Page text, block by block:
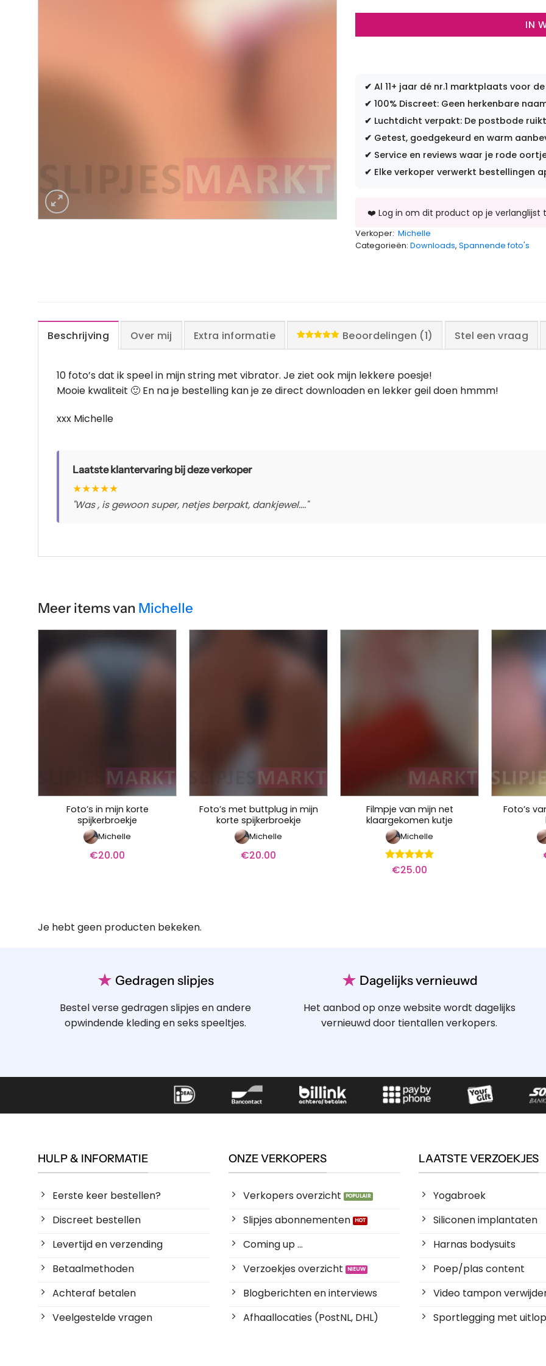
IN
✔ Al 11+ jaar dé nr.1 marktplaats voor
✔ 100% Discreet: Geen herkenbare
✔ Luchtdicht verpakt: De postbode
✔ Getest, goedgekeurd en warm
✔ Service en reviews waar je rode
✔ Elke verkoper verwerkt bestellingen
Verkoper: Michelle
Categorieën: Downloads, Spannende foto's
Beschrijving Over mij Extra informatie Beoordelingen (1) Stel een vraag
10 foto’s dat ik speel in mijn string met vibrator. Je ziet ook mijn lekkere poesje!
Mooie kwaliteit 🙂 En na je bestelling kan je ze direct downloaden en lekker geil doen hmmm!
xxx Michelle
Laatste klantervaring bij deze verkoper
★★★★★
"Was , is gewoon super, netjes berpakt, dankjewel...."
Meer items van Michelle
Foto’s in mijn korte
spijkerbroekje
Michelle
€20.00
Foto’s met buttplug in mijn
korte spijkerbroekje
Michelle
€20.00
Filmpje van mijn net
klaargekomen kutje
Michelle
Waardering
€25.00
Foto’s
Je hebt geen producten bekeken.
★ Gedragen slipjes
Bestel verse gedragen slipjes en andere
opwindende kleding en seks speeltjes.
★ Dagelijks vernieuwd
Het aanbod op onze website wordt dagelijks
vernieuwd door tientallen verkopers.
HULP & INFORMATIE
Eerste keer bestellen?
Discreet bestellen
Levertijd en verzending
Betaalmethoden
Achteraf betalen
Veelgestelde vragen
ONZE VERKOPERS
Verkopers overzicht
Slipjes abonnementen
Coming up ...
Verzoekjes overzicht
Blogberichten en interviews
Afhaallocaties (PostNL, DHL)
LAATSTE VERZOEKJES
Yogabroek
Siliconen implantaten
Harnas bodysuits
Poep/plas content
Video tampon
Sportlegging met